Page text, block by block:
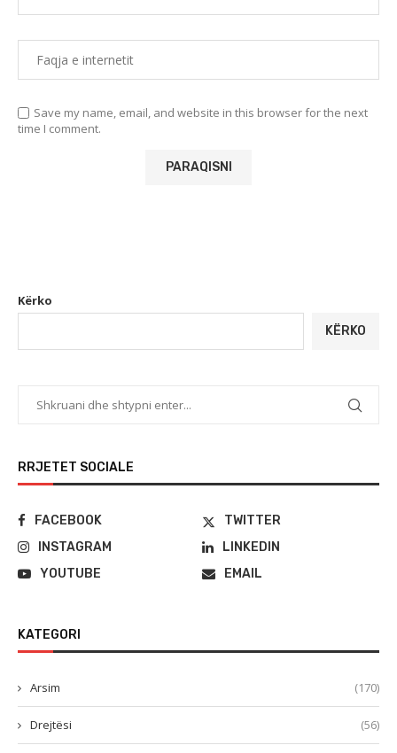
Save my name, email, and website in this browser for the next
time I comment.
Kërko
KËRKO
RRJETET SOCIALE
FACEBOOK
TWITTER
INSTAGRAM
LINKEDIN
YOUTUBE
EMAIL
KATEGORI
Arsim (170)
Drejtësi (56)